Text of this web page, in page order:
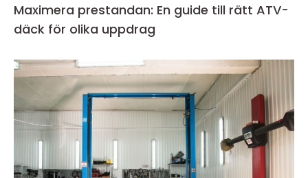
Maximera prestandan: En guide till rätt ATV-
däck för olika uppdrag